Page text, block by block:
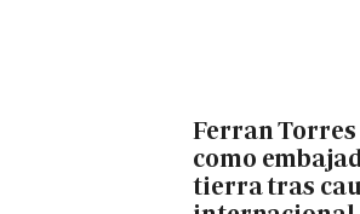
Ferran
como
tierra tras